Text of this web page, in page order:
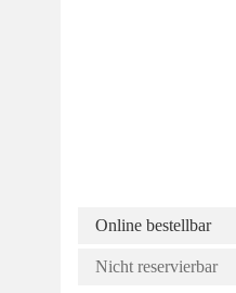
Online bestellbar
Nicht reservierbar